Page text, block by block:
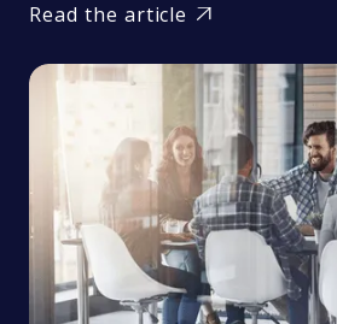
Read the article 